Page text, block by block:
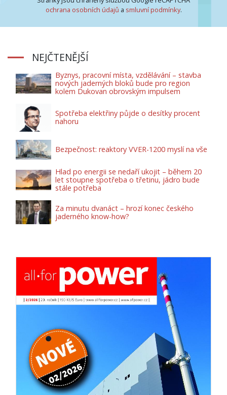
ochrana osobních údajů a smluvní podmínky.
NEJČTENĚJŠÍ
Byznys, pracovní místa, vzdělávání – stavba
nových jaderných bloků bude pro region
kolem Dukovan obrovským impulsem
Spotřeba elektřiny půjde o desítky procent
nahoru
Bezpečnost: reaktory VVER-1200 myslí na vše
Hlad po energii se nedaří ukojit – během 20
let stoupne spotřeba o třetinu, jádro bude
stále potřeba
Za minutu dvanáct – hrozí konec českého
jaderného know-how?